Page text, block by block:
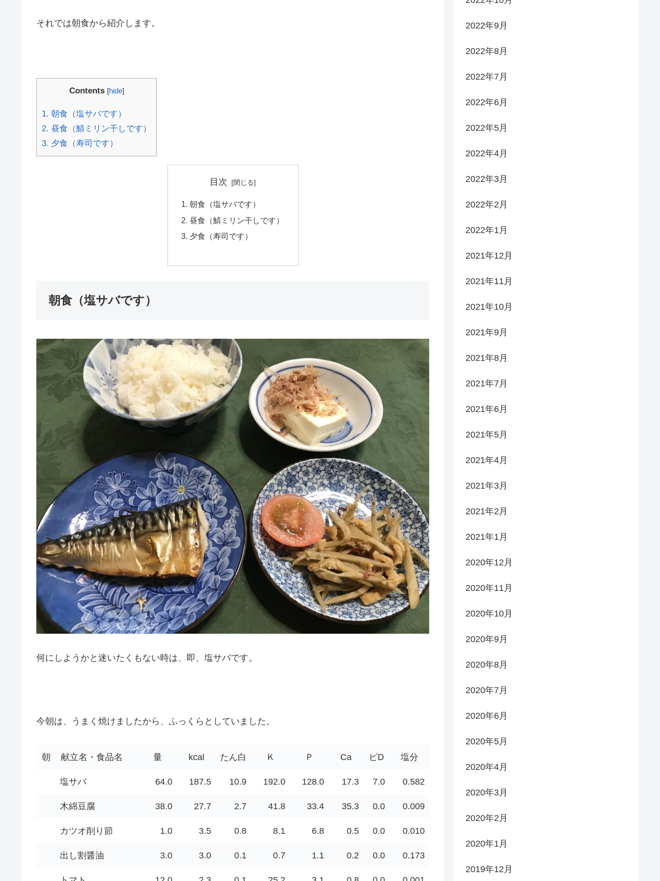
それでは朝食から紹介します。
Contents [hide]
1. 朝食（塩サバです）
2. 昼食（鯖ミリン干しです）
3. 夕食（寿司です）
目次
朝食（塩サバです）
昼食（鯖ミリン干しです）
夕食（寿司です）
朝食（塩サバです）
何にしようかと迷いたくもない時は、即、塩サバです。
今朝は、うまく焼けましたから、ふっくらとしていました。
朝 献立名・食品名 量 kcal たん白 Ｋ Ｐ Ca ビD 塩分
塩サバ 64.0 187.5 10.9 192.0 128.0 17.3 7.0 0.582
木綿豆腐 38.0 27.7 2.7 41.8 33.4 35.3 0.0 0.009
カツオ削り節 1.0 3.5 0.8 8.1 6.8 0.5 0.0 0.010
出し割醤油 3.0 3.0 0.1 0.7 1.1 0.2 0.0 0.173
2022年9月
2022年8月
2022年7月
2022年6月
2022年5月
2022年4月
2022年3月
2022年2月
2022年1月
2021年12月
2021年11月
2021年10月
2021年9月
2021年8月
2021年7月
2021年6月
2021年5月
2021年4月
2021年3月
2021年2月
2021年1月
2020年12月
2020年11月
2020年10月
2020年9月
2020年8月
2020年7月
2020年6月
2020年5月
2020年4月
2020年3月
2020年2月
2020年1月
2019年12月